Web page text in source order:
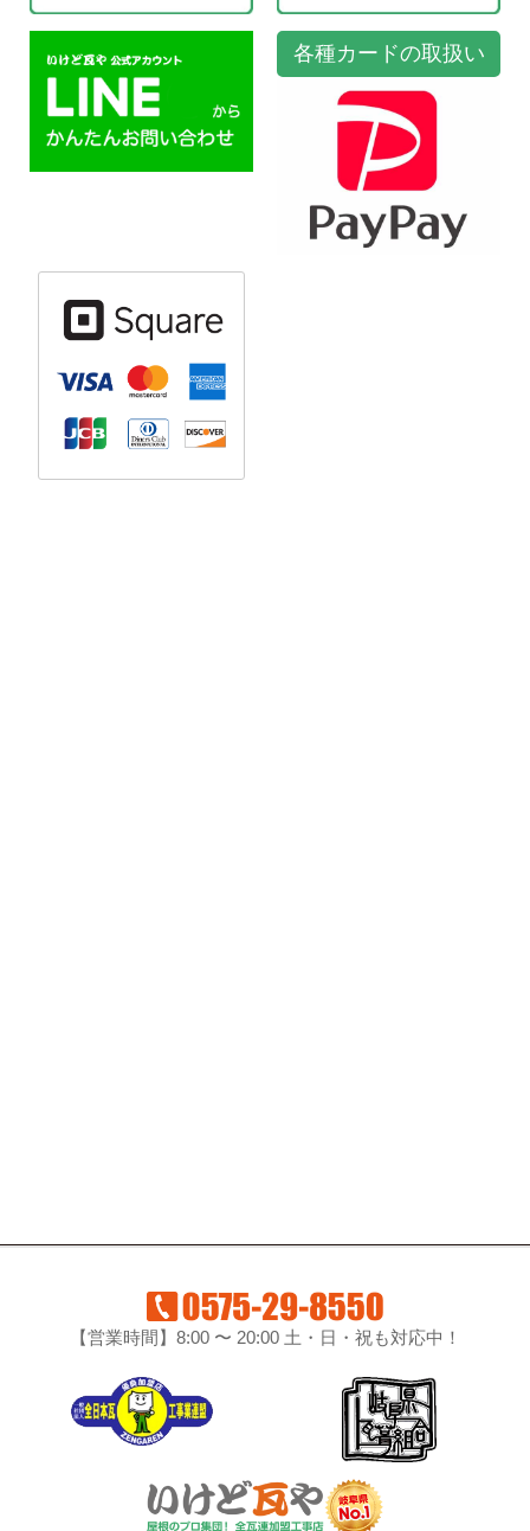
各種カードの取扱い
【営業時間】8:00 〜 20:00 土・日・祝も対応中！